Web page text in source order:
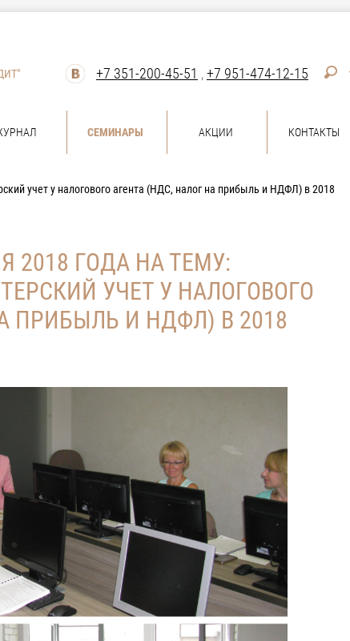
+7 351-200-45-51 ,+7 951-474-12-15
СЕМИНАРЫ АКЦИИ КОНТАКТЫ
учет у налогового агента (НДС, налог на прибыль и НДФЛ) в 2018
2018 ГОДА НА ТЕМУ:
УЧЕТ У НАЛОГОВОГО
ПРИБЫЛЬ И НДФЛ) В 2018